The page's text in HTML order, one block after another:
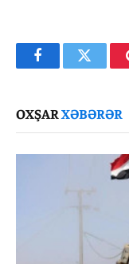
FacebookTwitter
OXŞARXƏBƏRƏR